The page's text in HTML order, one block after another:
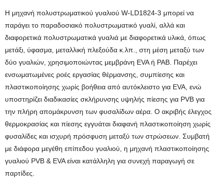
Η μηχανή πολυστρωματικού γυαλιού W-LD1824-3 μπορεί να
παράγει το παραδοσιακό πολυστρωματικό γυαλί, αλλά και
διαφορετικά πολυστρωματικά γυαλιά με διαφορετικά υλικά, όπως
μετάξι, ύφασμα, μεταλλική πλεξούδα κ.λπ., στη μέση μεταξύ των
δύο γυαλιών, χρησιμοποιώντας μεμβράνη EVA ή PAB. Παρέχει
ενσωματωμένες ροές εργασίας θέρμανσης, συμπίεσης και
πλαστικοποίησης χωρίς βοήθεια από αυτόκλειστο για EVA, ενώ
υποστηρίζει διαδικασίες σκλήρυνσης υψηλής πίεσης για PVB για
την πλήρη απομάκρυνση των φυσαλίδων αέρα. Ο ακριβής έλεγχος
θερμοκρασίας και πίεσης εγγυάται διαφανή πλαστικοποίηση χωρίς
φυσαλίδες και ισχυρή πρόσφυση μεταξύ των στρώσεων. Συμβατή
με διάφορα μεγέθη επίπεδου γυαλιού, η μηχανή πλαστικοποίησης
γυαλιού PVB & EVA είναι κατάλληλη για συνεχή παραγωγή σε
παρτίδες.